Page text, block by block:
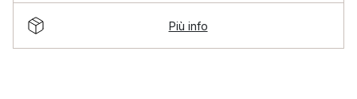
Più info